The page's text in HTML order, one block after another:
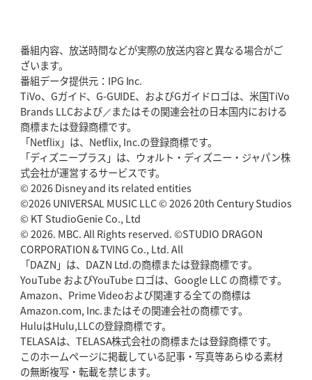
番組内容、放送時間などが実際の放送内容と異なる場合がご
ざいます。
番組データ提供元：IPG Inc.
TiVo、Gガイド、G-GUIDE、およびGガイドロゴは、米国TiVo
Brands LLCおよび／またはその関連会社の日本国内における
商標または登録商標です。
「Netflix」は、Netflix, Inc.の登録商標です。
「ディズニープラス」は、ウォルト・ディズニー・ジャパン株
式会社が運営するサービスです。
© 2026 Disney and its related entities
©2026 UNIVERSAL MUSIC LLC © 2026 20th Century Studios
© KT StudioGenie Co., Ltd
© 2026. MBC. All Rights reserved. ©STUDIO DRAGON
CORPORATION & TVING Co., Ltd. All
「DAZN」は、DAZN Ltd.の商標または登録商標です。
YouTube およびYouTube ロゴは、Google LLC の商標です。
Amazon、Prime Videoおよび関連する全ての商標は
Amazon.com, Inc.またはその関連会社の商標です。
HuluはHulu,LLCの登録商標です。
TELASAは、TELASA株式会社の商標または登録商標です。
このホームページに掲載している記事・写真等あらゆる素材
の無断複写・転載を禁じます。